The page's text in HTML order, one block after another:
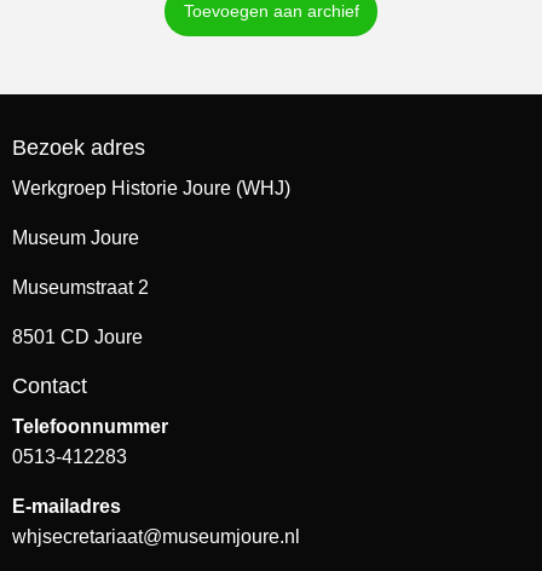
Toevoegen aan archief
Bezoek adres
Werkgroep Historie Joure (WHJ)
Museum Joure
Museumstraat 2
8501 CD Joure
Contact
Telefoonnummer
0513-412283
E-mailadres
whjsecretariaat@museumjoure.nl